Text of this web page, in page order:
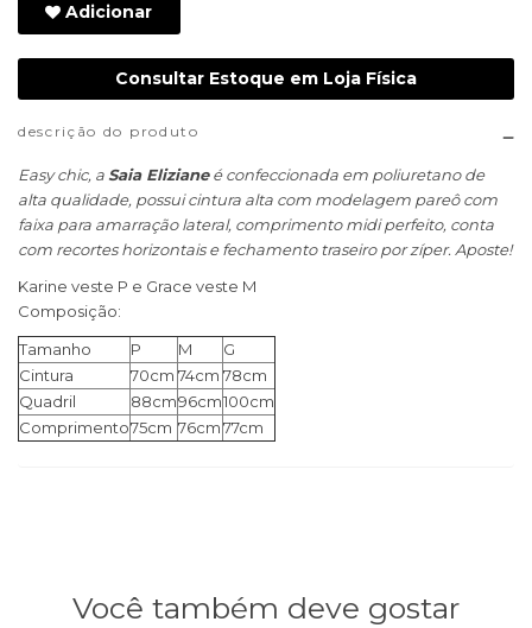
Adicionar
Consultar Estoque em Loja Física
descrição do produto
Easy chic, a Saia Elizianeé confeccionada em poliuretano de
alta qualidade, possui cintura alta com modelagem pareô com
faixa para amarração lateral, comprimento midi perfeito, conta
com recortes horizontais e fechamento traseiro por zíper. Aposte!
Karine veste P e Grace veste M
Composição:
Tamanho
P M
G
Cintura
70cm 74cm 78cm
Quadril
88cm96cm100cm
Comprimento75cm 76cm77cm
Você também deve gostar